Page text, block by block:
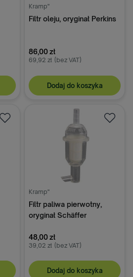
Kramp"
Filtr oleju, oryginał Perkins
86,00 zł
69,92 zł (bez VAT)
Dodaj do koszyka
Kramp"
Filtr paliwa pierwotny,
oryginał Schäffer
48,00 zł
39,02 zł (bez VAT)
Dodaj do koszyka